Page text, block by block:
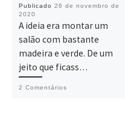
Publicado26 de novembro de
2020
A ideia era montar um
salão com bastante
madeira e verde. De um
jeito que ficass…
2 Comentários